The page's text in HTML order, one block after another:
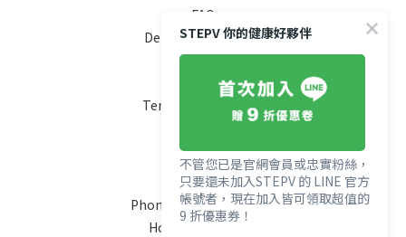
FAQ
Delivery & Shipping
Payment
Return Policy
Terms & Conditions
Contact
Phone / XX-XXX-XXX-XXX
Hours / XXXX-XXXX
STEPV 你的健康好夥伴
不管您已是官網會員或忠實粉絲，
只要還未加入STEPV 的 LINE 官方
帳號者，現在加入皆可領取超值的
9 折優惠券！